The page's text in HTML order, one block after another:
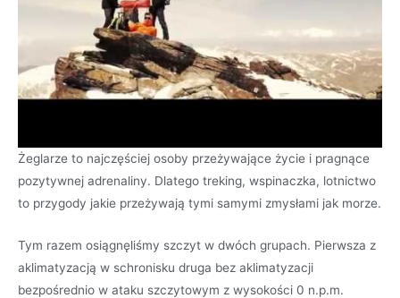
Żeglarze to najczęściej osoby przeżywające życie i pragnące
pozytywnej adrenaliny. Dlatego treking, wspinaczka, lotnictwo
to przygody jakie przeżywają tymi samymi zmysłami jak morze.
Tym razem osiągnęliśmy szczyt w dwóch grupach. Pierwsza z
aklimatyzacją w schronisku druga bez aklimatyzacji
bezpośrednio w ataku szczytowym z wysokości 0 n.p.m.